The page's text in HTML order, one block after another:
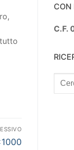
C.F.
Cerca: